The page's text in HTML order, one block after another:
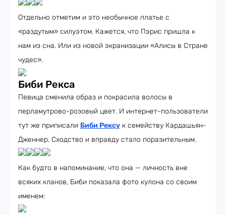
Отдельно отметим и это необычное платье с
«раздутым» силуэтом. Кажется, что Пэрис пришла к
нам из сна. Или из новой экранизации «Алисы в Стране
чудес».
Биби Рекса
Певица сменила образ и покрасила волосы в
перламутрово-розовый цвет. И интернет-пользователи
тут же приписали Биби Рексу к семейству Кардашьян-
Дженнер. Сходство и вправду стало поразительным.
Как будто в напоминание, что она — личность вне
всяких кланов, Биби показала фото кулона со своим
именем: